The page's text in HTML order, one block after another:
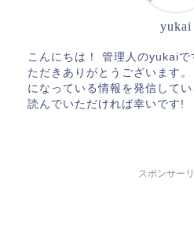
yukai
こんにちは！ 管理人のyukai
ただきありがとうございます
になっている情報を発信して
読んでいただければ幸いです!
スポンサー